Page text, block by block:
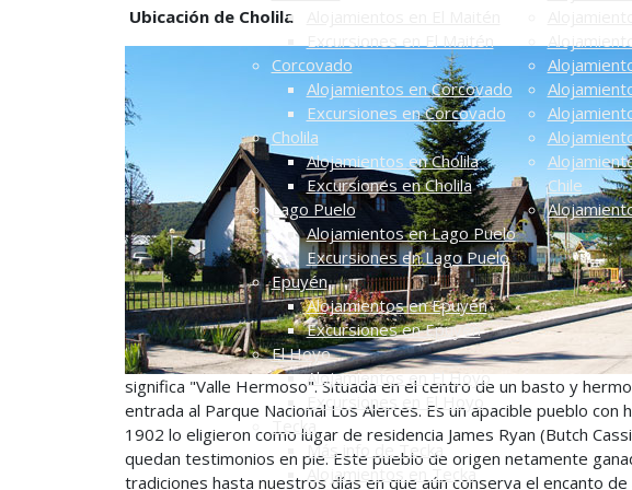
Excursiones en El Maitén
Corcovado
Alojamientos en Corcovado
Excursiones en Corcovado
Cholila
Alojamientos en Cholila
Excursiones en Cholila
Lago Puelo
Alojamientos en Lago Puelo
Excursiones en Lago Puelo
Epuyén
Alojamientos en Epuyén
Excursiones en Epuyén
El Hoyo
Alojamientos en El Hoyo
Excursiones en El Hoyo
Tecka
Más info de Tecka
Alojamientos en Tecka
Chile
Ubicación de Cholila
significa "Valle Hermoso". Situada en el centro de un basto y
entrada al Parque Nacional Los Alerces. Es un apacible pueblo con
1902 lo eligieron como lugar de residencia James Ryan (Butch
quedan testimonios en pie. Este pueblo de origen netamente
tradiciones hasta nuestros días en que aún conserva el encanto